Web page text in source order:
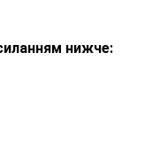
нижче: